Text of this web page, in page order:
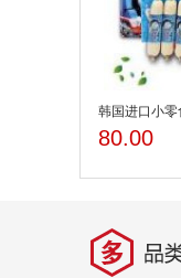
韩国进口小零
肠400g
80.00
多 品类